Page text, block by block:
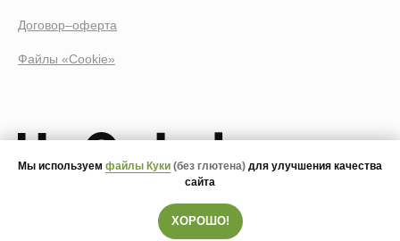
© 2020 – 2026 HOLI yoga&cafe
Файлы «Cookie»
Договор–оферта
Мы используем файлы Куки (без глютена) для улучшения качества
сайта
ХОРОШО!